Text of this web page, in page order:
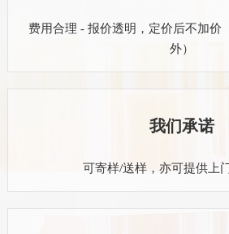
费用合理 - 报价透明，定价后不加价
外）
我们承诺
可寄样/送样，亦可提供上